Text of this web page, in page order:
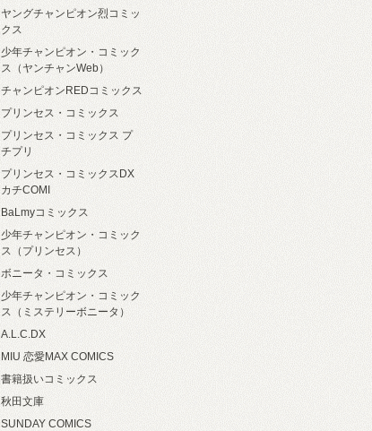
ヤングチャンピオン烈コミッ
クス
少年チャンピオン・コミック
ス（ヤンチャンWeb）
チャンピオンREDコミックス
プリンセス・コミックス
プリンセス・コミックス プ
チプリ
プリンセス・コミックスDX
カチCOMI
BaLmyコミックス
少年チャンピオン・コミック
ス（プリンセス）
ボニータ・コミックス
少年チャンピオン・コミック
ス（ミステリーボニータ）
A.L.C.DX
MIU 恋愛MAX COMICS
書籍扱いコミックス
秋田文庫
SUNDAY COMICS